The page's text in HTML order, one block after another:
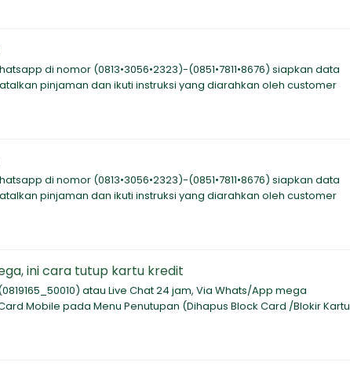
di nomor (0813•3056•2323)-(0851•7811•8676) siapkan data
pinjaman dan ikuti instruksi yang diarahkan oleh customer
di nomor (0813•3056•2323)-(0851•7811•8676) siapkan data
pinjaman dan ikuti instruksi yang diarahkan oleh customer
ini cara tutup kartu kredit
atau Live Chat 24 jam, Via Whats/App mega
Mobile pada Menu Penutupan (Dihapus Block Card /Blokir Kartu